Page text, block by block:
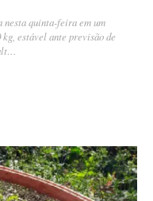
nesta quinta-feira em um
estável ante previsão de